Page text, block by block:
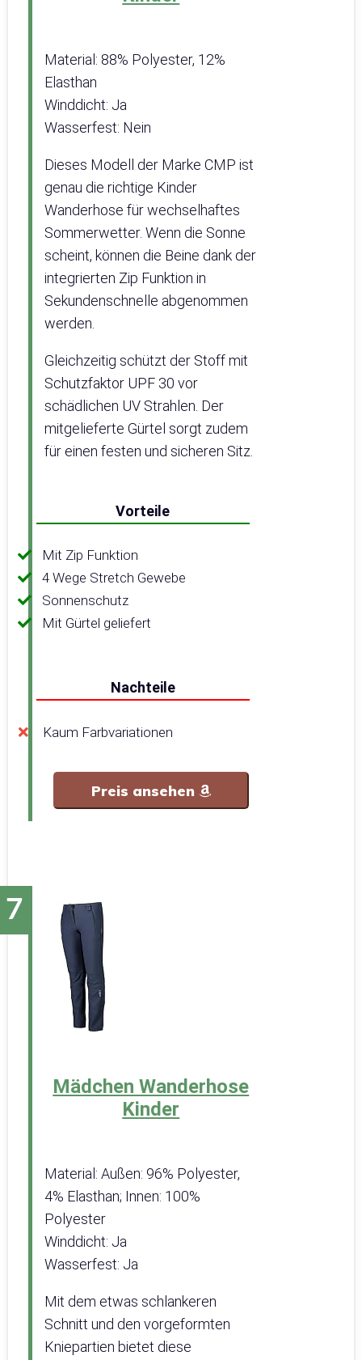
Material: 88% Polyester, 12%
Elasthan
Winddicht: Ja
Wasserfest: Nein
Dieses Modell der Marke CMP ist
genau die richtige Kinder
Wanderhose für wechselhaftes
Sommerwetter. Wenn die Sonne
scheint, können die Beine dank der
integrierten Zip Funktion in
Sekundenschnelle abgenommen
werden.
Gleichzeitig schützt der Stoff mit
Schutzfaktor UPF 30 vor
schädlichen UV Strahlen. Der
mitgelieferte Gürtel sorgt zudem
für einen festen und sicheren Sitz.
Vorteile
Mit Zip Funktion
4 Wege Stretch Gewebe
Sonnenschutz
Mit Gürtel geliefert
Nachteile
Kaum Farbvariationen
Preis ansehen
Mädchen Wanderhose
Kinder
Material: Außen: 96% Polyester,
4% Elasthan; Innen: 100%
Polyester
Winddicht: Ja
Wasserfest: Ja
Mit dem etwas schlankeren
Schnitt und den vorgeformten
Kniepartien bietet diese